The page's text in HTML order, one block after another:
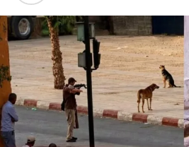
Compartir en: